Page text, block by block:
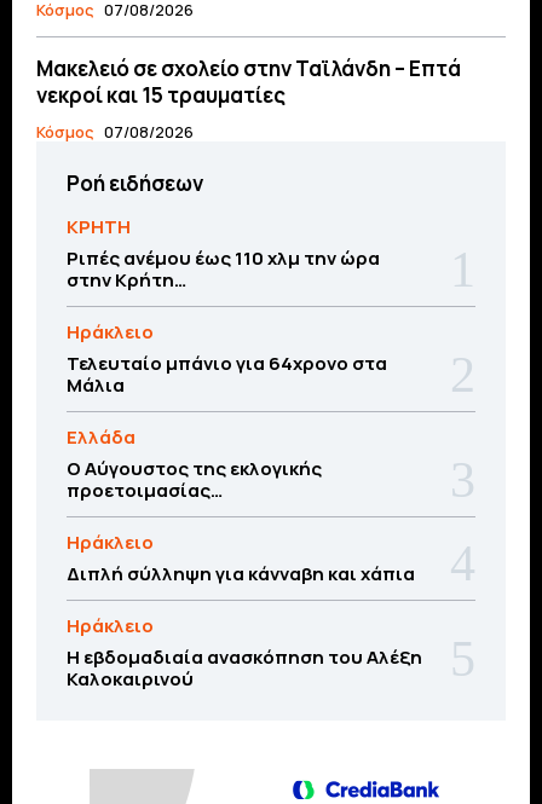
Κόσμος 07/08/2026
Μακελειό σε σχολείο στην Ταϊλάνδη – Επτά
νεκροί και 15 τραυματίες
Κόσμος 07/08/2026
Ροή ειδήσεων
ΚΡΗΤΗ
Ριπές ανέμου έως 110 χλμ την ώρα
στην Κρήτη…
Ηράκλειο
Τελευταίο μπάνιο για 64χρονο στα
Μάλια
Ελλάδα
Ο Αύγουστος της εκλογικής
προετοιμασίας…
Ηράκλειο
Διπλή σύλληψη για κάνναβη και χάπια
Ηράκλειο
Η εβδομαδιαία ανασκόπηση του Αλέξη
Καλοκαιρινού